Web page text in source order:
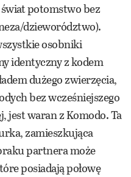
potomstwo bez
dzieworództwo).
osobniki
identyczny z kodem
dużego zwierzęcia,
bez wcześniejszego
jest waran z Komodo. Ta
zamieszkująca
partnera może
posiadają połowę